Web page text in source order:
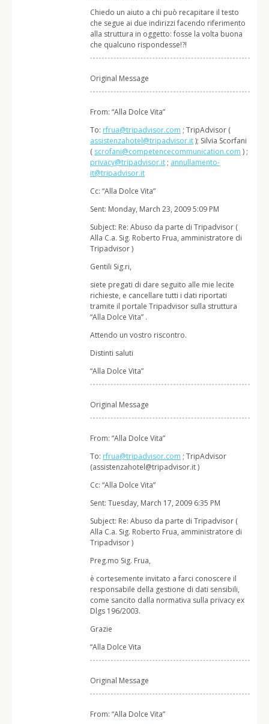
Chiedo un aiuto a chi può recapitare il testo
che segue ai due indirizzi facendo riferimento
alla struttura in oggetto: fosse la volta buona
che qualcuno rispondesse!?!
Original Message
From: “Alla Dolce Vita”
To: rfrua@tripadvisor.com ; TripAdvisor (
assistenzahotel@tripadvisor.it); Silvia Scorfani
( scrofani@competencecommunication.com ) ;
privacy@tripadvisor.it ; annullamento-
it@tripadvisor.it
Cc: “Alla Dolce Vita”
Sent: Monday, March 23, 2009 5:09 PM
Subject: Re: Abuso da parte di Tripadvisor (
Alla C.a. Sig. Roberto Frua, amministratore di
Tripadvisor )
Gentili Sig.ri,
siete pregati di dare seguito alle mie lecite
richieste, e cancellare tutti i dati riportati
tramite il portale Tripadvisor sulla struttura
“Alla Dolce Vita” .
Attendo un vostro riscontro.
Distinti saluti
“Alla Dolce Vita”
Original Message
From: “Alla Dolce Vita”
To: rfrua@tripadvisor.com ; TripAdvisor
(assistenzahotel@tripadvisor.it )
Cc: “Alla Dolce Vita”
Sent: Tuesday, March 17, 2009 6:35 PM
Subject: Re: Abuso da parte di Tripadvisor (
Alla C.a. Sig. Roberto Frua, amministratore di
Tripadvisor )
Preg.mo Sig. Frua,
è cortesemente invitato a farci conoscere il
responsabile della gestione di dati sensibili,
come sancito dalla normativa sulla privacy ex
Dlgs 196/2003.
Grazie
“Alla Dolce Vita
Original Message
From: “Alla Dolce Vita”